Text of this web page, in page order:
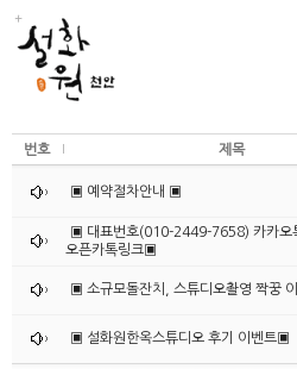
번호 제목
▣ 예약절차안내 ▣
▣ 대표번호(010-2449-7658) 카카오
오픈카톡링크▣
▣ 소규모돌잔치, 스튜디오촬영 짝꿍
▣ 설화원한옥스튜디오 후기 이벤트▣